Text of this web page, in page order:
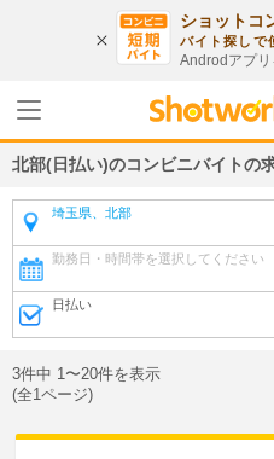
ショットコ
バイト探しで
Androdアプ
北部(日払い)のコンビニバイトの
埼玉県、北部
勤務日・時間帯を選択してください
日払い
3件中 1〜20件を表示
(全1ページ)